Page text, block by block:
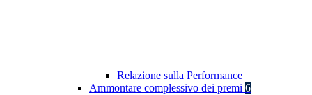
Relazione sulla Performance
Ammontare complessivo dei premi 6